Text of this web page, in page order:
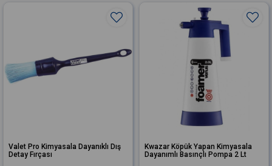
Valet Pro Kimyasala Dayanıklı Dış
Detay Fırçası
Kwazar Köpük Yapan Kimyasala
Dayanımlı Basınçlı Pompa 2 Lt